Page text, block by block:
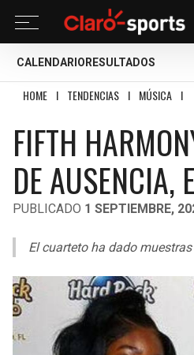
CALENDARIO RESULTADOS
HOME I TENDENCIAS I MÚSICA I
FIFTH
DE AUSENCIA,
PUBLICADO 1 SEPTIEMBRE,
El cuarteto ha dado